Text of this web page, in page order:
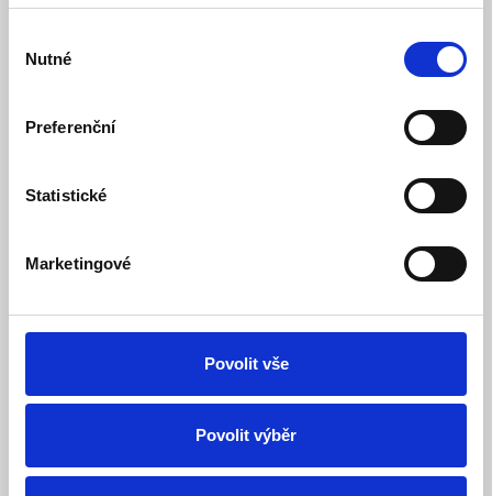
souhlasu
Nutné
Preferenční
Statistické
Marketingové
Povolit vše
Povolit výběr